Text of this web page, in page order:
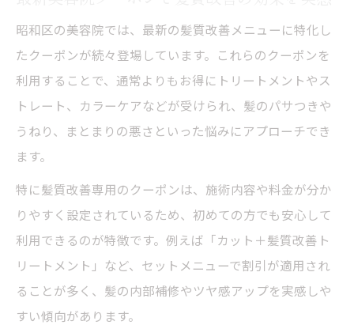
昭和区の美容院では、最新の髪質改善メニューに特化し
たクーポンが続々登場しています。これらのクーポンを
利用することで、通常よりもお得にトリートメントやス
トレート、カラーケアなどが受けられ、髪のパサつきや
うねり、まとまりの悪さといった悩みにアプローチでき
ます。
特に髪質改善専用のクーポンは、施術内容や料金が分か
りやすく設定されているため、初めての方でも安心して
利用できるのが特徴です。例えば「カット＋髪質改善ト
リートメント」など、セットメニューで割引が適用され
ることが多く、髪の内部補修やツヤ感アップを実感しや
すい傾向があります。